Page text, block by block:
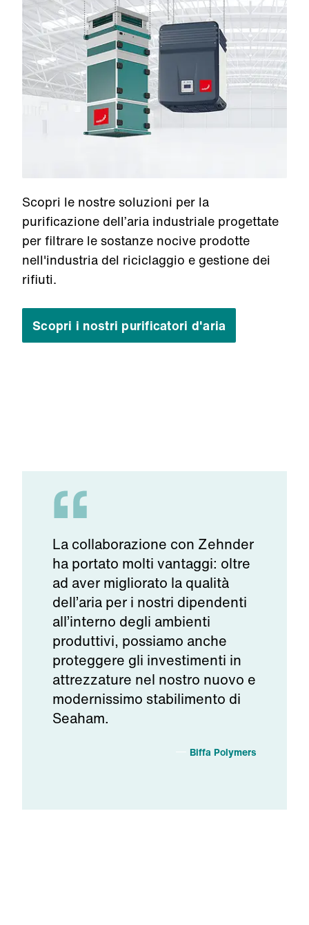
Scopri le nostre soluzioni per la
purificazione dell’aria industriale progettate
per filtrare le sostanze nocive prodotte
nell'industria del riciclaggio e gestione dei
rifiuti.
Scopri i nostri purificatori d'aria
La collaborazione con Zehnder
ha portato molti vantaggi: oltre
ad aver migliorato la qualità
dell’aria per i nostri dipendenti
all’interno degli ambienti
produttivi, possiamo anche
proteggere gli investimenti in
attrezzature nel nostro nuovo e
modernissimo stabilimento di
Seaham.
Biffa Polymers